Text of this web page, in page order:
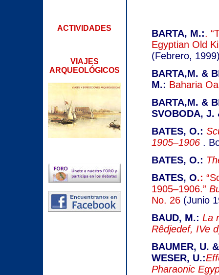
ACTIVIDADES
VIAJES
ARQUEOLÓGICOS
BARTA, M.:.
Egyptian Old
(Febrero,
BARTA,M. &
M.: Baharia
BARTA,M. &
SVOBODA, J.
BATES, O.:
1905–1906.
BATES, O.:
BATES, O.:
1905–1906.”
No. 26 (Junio
BAUD, M.: La
Rêdjedef, IVe
BAUMER, U.
WESER, U.:
Pharaonic